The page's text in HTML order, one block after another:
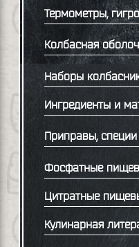
Термометры,
Колбасная
Наборы
Ингредиенты и
Приправы, специи
Фосфатные
Цитратные
Кулинарная